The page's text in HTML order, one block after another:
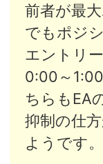
前者が最
でもポジ
エントリ
0:00～
ちらもEA
抑制の仕
ようです。